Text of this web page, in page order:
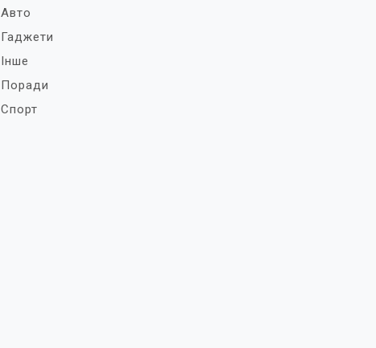
Авто
Гаджети
Інше
Поради
Спорт